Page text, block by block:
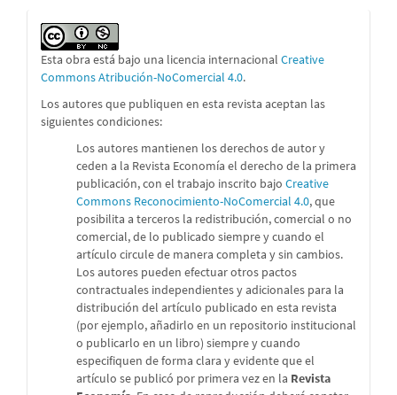
Esta obra está bajo una licencia internacional Creative
Commons Atribución-NoComercial 4.0.
Los autores que publiquen en esta revista aceptan las
siguientes condiciones:
Los autores mantienen los derechos de autor y
ceden a la Revista Economía el derecho de la primera
publicación, con el trabajo inscrito bajo Creative
Commons Reconocimiento-NoComercial 4.0, que
posibilita a terceros la redistribución, comercial o no
comercial, de lo publicado siempre y cuando el
artículo circule de manera completa y sin cambios.
Los autores pueden efectuar otros pactos
contractuales independientes y adicionales para la
distribución del artículo publicado en esta revista
(por ejemplo, añadirlo en un repositorio institucional
o publicarlo en un libro) siempre y cuando
especifiquen de forma clara y evidente que el
artículo se publicó por primera vez en la Revista